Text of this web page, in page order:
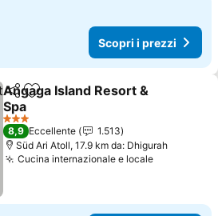
Scopri i prezzi
CondividiAggiungi ai preferiti
Angaga Island Resort &
Spa
3 Stelle
8,9 Eccellente
1.513
Süd Ari Atoll, 17.9 km da: Dhigurah
Cucina internazionale e locale